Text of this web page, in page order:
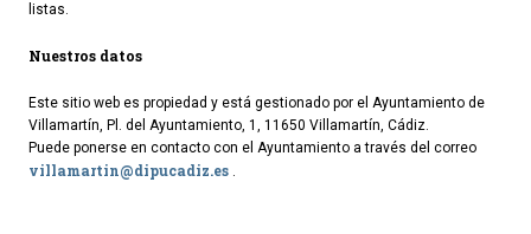
listas.
Nuestros datos
Este sitio web es propiedad y está gestionado por el Ayuntamiento de
Villamartín, Pl. del Ayuntamiento, 1, 11650 Villamartín, Cádiz.
Puede ponerse en contacto con el Ayuntamiento a través del correo
villamartin@dipucadiz.es .